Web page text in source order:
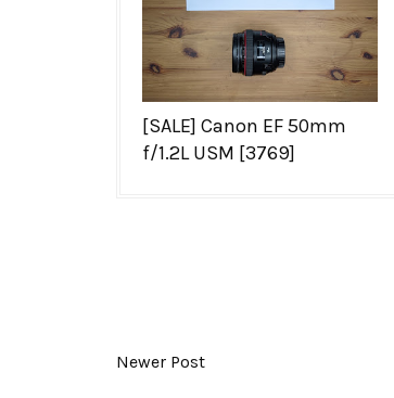
[SALE] Canon EF 50mm
f/1.2L USM [3769]
Newer Post